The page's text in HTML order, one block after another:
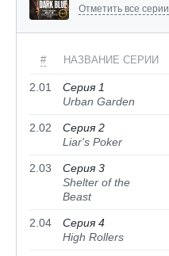
Отметить все серии
# НАЗВАНИЕ СЕРИИ
2.01
Серия 1
Urban Garden
2.02
Серия 2
Liar's Poker
2.03
Серия 3
Shelter of the
Beast
2.04
Серия 4
High Rollers